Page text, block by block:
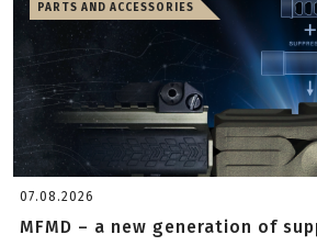
PARTS AND ACCESSORIES
07.08.2026
MFMD – a new generation of